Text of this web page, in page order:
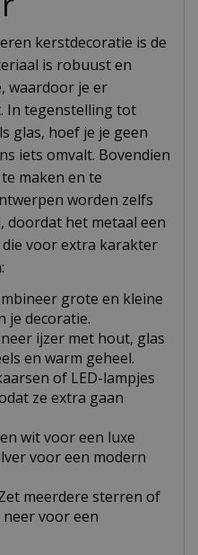
kerstdecoratie is de
is robuust en
waardoor je er
In tegenstelling tot
glas, hoef je je geen
iets omvalt. Bovendien
maken en te
worden zelfs
doordat het metaal een
voor extra karakter
grote en kleine
je decoratie.
ijzer met hout, glas
en warm geheel.
of LED-lampjes
ze extra gaan
wit voor een luxe
voor een modern
meerdere sterren of
voor een